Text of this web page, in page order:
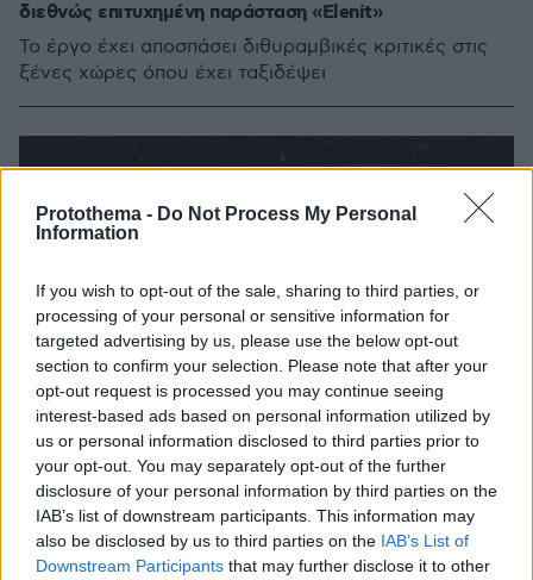
Protothema - Do Not Process My Personal
Information
If you wish to opt-out of the sale, sharing to third parties, or
processing of your personal or sensitive information for
targeted advertising by us, please use the below opt-out
section to confirm your selection. Please note that after your
opt-out request is processed you may continue seeing
interest-based ads based on personal information utilized by
us or personal information disclosed to third parties prior to
your opt-out. You may separately opt-out of the further
disclosure of your personal information by third parties on the
IAB’s list of downstream participants. This information may
also be disclosed by us to third parties on the IAB’s List of
Downstream Participants that may further disclose it to other
διεθνώς επιτυχημένη παράσταση «Elenit»
Το έργο έχει αποσπάσει διθυραμβικές κριτικές στις
ξένες χώρες όπου έχει ταξιδέψει